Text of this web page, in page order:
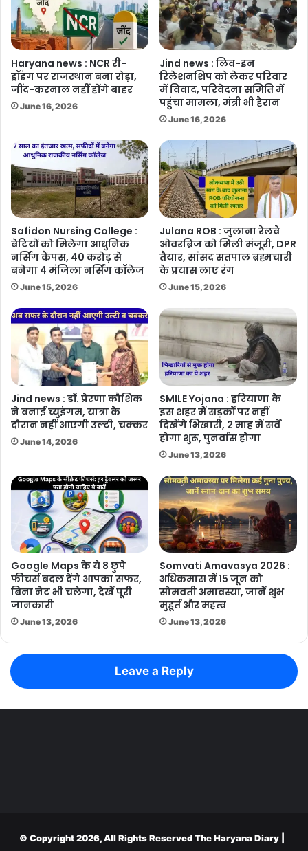
Haryana news : NCR री-
ड्रॉइंग पर राजस्थान बना रोड़ा,
जींद-करनाल नहीं होंगे बाहर
June 16, 2026
Jind news : लिव-इन
रिलेशनशिप को लेकर परिवार
में विवाद, परिवेदना समिति में
पहुंचा मामला, मंत्री भी हैरान
June 16, 2026
Safidon Nursing College :
बेटियों को मिलेगा आधुनिक
नर्सिंग कैंपस, 40 करोड़ से
बनेगा 4 मंजिला नर्सिंग कॉलेज
June 15, 2026
Julana ROB : जुलाना रेलवे
ओवरब्रिज को मिली मंजूरी, DPR
तैयार, सांसद सतपाल ब्रह्मचारी
के प्रयास लाए रंग
June 15, 2026
Jind news : डॉ. प्रेरणा कौशिक
ने बनाई च्युइंगम, यात्रा के
दौरान नहीं आएगी उल्टी, चक्कर
June 14, 2026
SMILE Yojana : हरियाणा के
इस शहर में सड़कों पर नहीं
दिखेंगे भिखारी, 2 माह में सर्वे
होगा शुरू, पुनर्वास होगा
June 13, 2026
Google Maps के ये 8 छुपे
फीचर्स बदल देंगे आपका सफर,
बिना नेट भी चलेगा, देखें पूरी
जानकारी
June 13, 2026
Somvati Amavasya 2026 :
अधिकमास में 15 जून को
सोमवती अमावस्या, जानें शुभ
मुहूर्त और महत्व
June 13, 2026
Leave a Reply
© Copyright 2026, All Rights ReservedThe Haryana Diary